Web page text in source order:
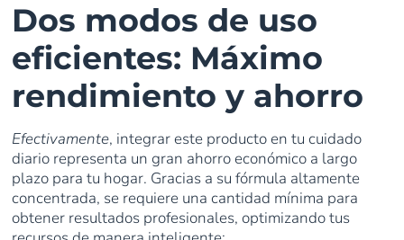
Dos modos de uso
eficientes: Máximo
rendimiento y ahorro
Efectivamente, integrar este producto en tu cuidado
diario representa un gran ahorro económico a largo
plazo para tu hogar. Gracias a su fórmula altamente
concentrada, se requiere una cantidad mínima para
obtener resultados profesionales, optimizando tus